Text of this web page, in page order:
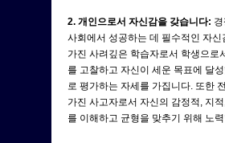
2. 개인으로서 자신감을 갖습니다:
사회에서 성공하는 데 필수적인 자신
가진 사려깊은 학습자로서 학생으로
를 고찰하고 자신이 세운 목표에 달
로 평가하는 자세를 가집니다. 또한
가진 사고자로서 자신의 감정적, 지
를 이해하고 균형을 맞추기 위해 노